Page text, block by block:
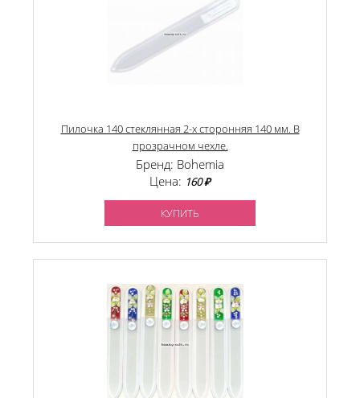
Пилочка 140 стеклянная 2-х сторонняя 140 мм. В
прозрачном чехле.
Бренд: Bohemia
Цена: 160 ₽
КУПИТЬ